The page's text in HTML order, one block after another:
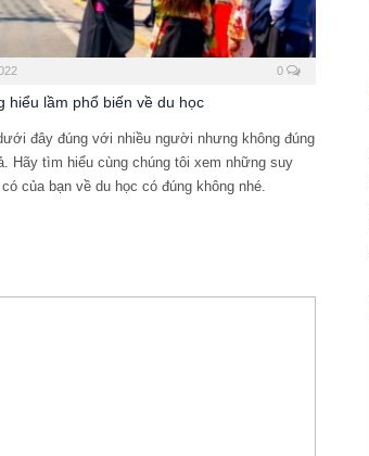
0
hiểu lầm phổ biến về du học
đây đúng với nhiều người nhưng không đúng
Hãy tìm hiểu cùng chúng tôi xem những suy
của bạn về du học có đúng không nhé.